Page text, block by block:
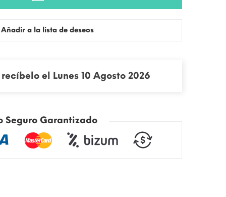
Añadir a la lista de deseos
el Lunes 10 Agosto 2026
Seguro Garantizado